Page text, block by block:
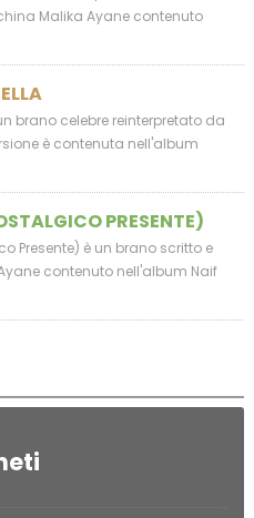
Malika Ayane contenuto
brano celebre reinterpretato da
è contenuta nell'album
PRESENTE)
Presente) è un brano scritto e
contenuto nell'album Naif